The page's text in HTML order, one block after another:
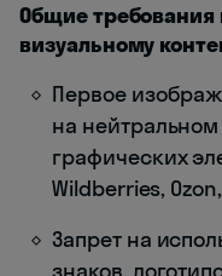
Общие требования
визуальному
Первое
на
графических
Wildberries,
Запрет на